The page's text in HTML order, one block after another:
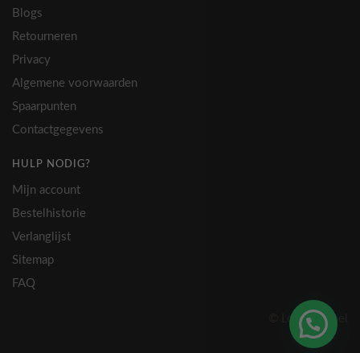
Blogs
Retourneren
Privacy
Algemene voorwaarden
Spaarpunten
Contactgegevens
HULP NODIG?
Mijn account
Bestelhistorie
Verlanglijst
Sitemap
FAQ
© Lovely Label